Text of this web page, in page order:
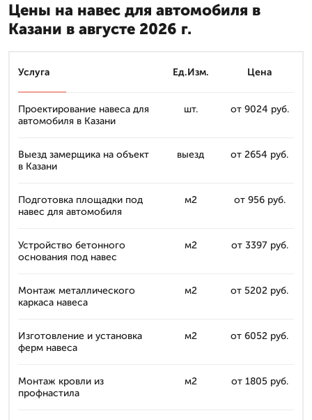
Цены на навес для автомобиля в
Казани в августе 2026 г.
Услуга Ед.Изм. Цена
Проектирование навеса для
автомобиля в Казани
шт. от 9024 руб.
Выезд замерщика на объект
в Казани
выезд от 2654 руб.
Подготовка площадки под
навес для автомобиля
м2 от 956 руб.
Устройство бетонного
основания под навес
м2 от 3397 руб.
Монтаж металлического
каркаса навеса
м2 от 5202 руб.
Изготовление и установка
ферм навеса
м2 от 6052 руб.
Монтаж кровли из
профнастила
м2 от 1805 руб.